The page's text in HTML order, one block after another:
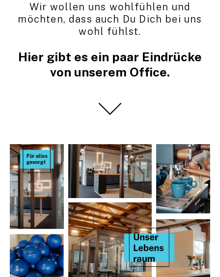
Wir wollen uns wohlfühlen und
möchten, dass auch Du Dich bei uns
wohl fühlst.
Hier gibt es ein paar Eindrücke
von unserem Office.